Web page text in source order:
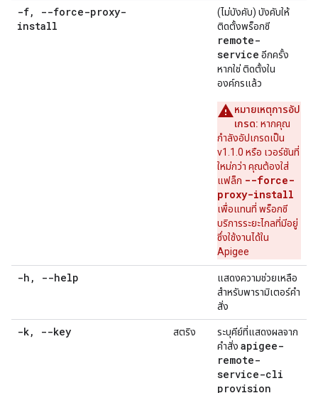
-f,
--force-proxy-
install
(ไม่บังคับ) บังคับให้
ติดตั้งพร็อกซี
remote-
service อีกครั้ง
หากใช่ ติดตั้งใน
องค์กรแล้ว
หมายเหตุการอัป
เกรด: หากคุณ
กำลังอัปเกรดเป็น
v1.1.0 หรือ เวอร์ชันที่
ใหม่กว่า คุณต้องใส่
แฟล็ก --force-
proxy-install
เพื่อแทนที่ พร็อกซี
บริการระยะไกลที่มีอยู่
ซึ่งใช้งานได้ใน
Apigee
-h , --help
แสดงความช่วยเหลือ
สำหรับพารามิเตอร์คำ
สั่ง
-k, --key สตริง
ระบุคีย์ที่แสดงผลจาก
คำสั่ง apigee-
remote-
service-cli
provision